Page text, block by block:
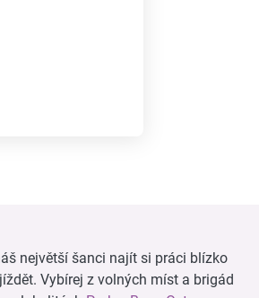
největší šanci najít si práci blízko
Vybírej z volných míst a brigád